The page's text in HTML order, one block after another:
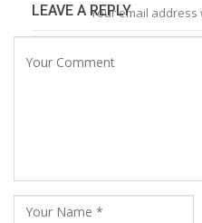
LEAVE A REPLY
Your email